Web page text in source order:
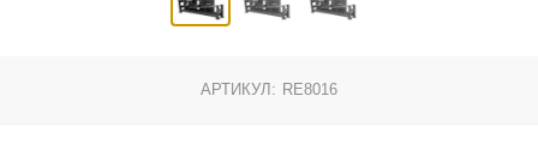
АРТИКУЛ: RE8016